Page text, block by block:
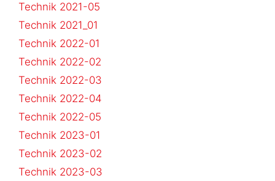
Technik 2021-05
Technik 2021_01
Technik 2022-01
Technik 2022-02
Technik 2022-03
Technik 2022-04
Technik 2022-05
Technik 2023-01
Technik 2023-02
Technik 2023-03